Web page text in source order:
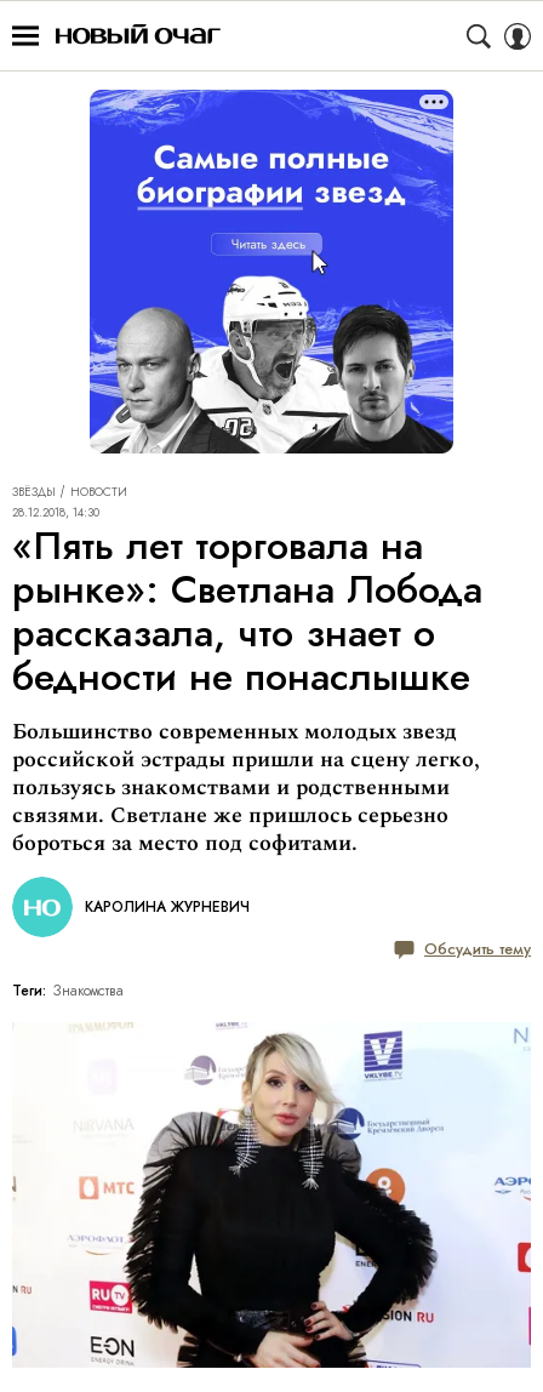
ЗВЁЗДЫ
НОВОСТИ
28.12.2018, 14:30
«Пять лет торговала на
рынке»: Светлана Лобода
рассказала, что знает о
бедности не понаслышке
Большинство современных молодых звезд
российской эстрады пришли на сцену легко,
пользуясь знакомствами и родственными
связями. Светлане же пришлось серьезно
бороться за место под софитами.
КАРОЛИНА ЖУРНЕВИЧ
Обсудить тему
Теги: Знакомства